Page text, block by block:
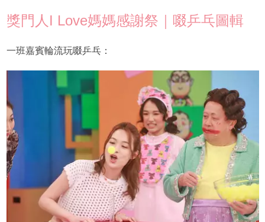
獎門人I Love媽媽感謝祭｜啜乒乓圖輯
一班嘉賓輪流玩啜乒乓：